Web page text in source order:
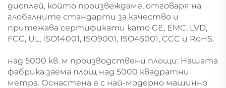
дисплей, който произвеждаме, отговаря на
глобалните стандарти за качество и
притежава сертификати като CE, EMC, LVD,
FCC, UL, ISO14001, ISO9001, ISO45001, CCC и RoHS.
над 5000 кв. м производствени площи: Нашата
фабрика заема площ над 5000 квадратни
метра. Оснастена е с най-модерно машинно